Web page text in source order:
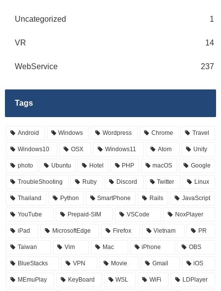
Uncategorized 1
VR 14
WebService 237
Tags
Android Windows Wordpress Chrome Travel
Windows10 OSX Windows11 Atom Unity
photo Ubuntu Hotel PHP macOS Google
TroubleShooting Ruby Discord Twitter Linux
Thailand Python SmartPhone Rails JavaScript
YouTube Prepaid-SIM VSCode NoxPlayer
iPad MicrosoftEdge Firefox Vietnam PR
Taiwan Vim Mac iPhone OBS
BlueStacks VPN Movie Gmail iOS
MEmuPlay KeyBoard WSL WiFi LDPlayer